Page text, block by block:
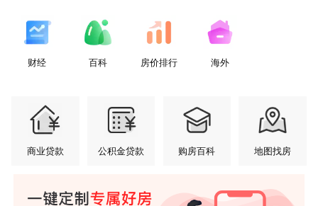
财经 百科 房价排行 海外
商业贷款 公积金贷款 购房百科 地图找房